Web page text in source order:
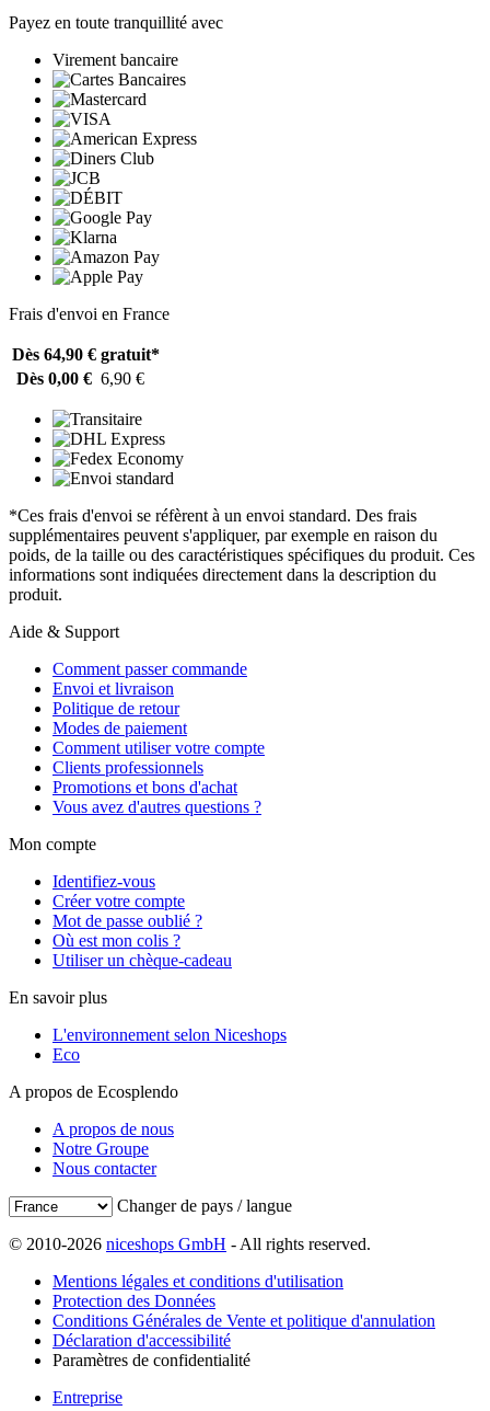
Payez en toute tranquillité avec
Virement bancaire
Frais d'envoi en France
Dès 64,90 € gratuit*
Dès 0,00 € 6,90 €
*Ces frais d'envoi se réfèrent à un envoi standard. Des frais
supplémentaires peuvent s'appliquer, par exemple en raison du
poids, de la taille ou des caractéristiques spécifiques du produit. Ces
informations sont indiquées directement dans la description du
produit.
Aide & Support
Comment passer commande
Envoi et livraison
Politique de retour
Modes de paiement
Comment utiliser votre compte
Clients professionnels
Promotions et bons d'achat
Vous avez d'autres questions ?
Mon compte
Identifiez-vous
Créer votre compte
Mot de passe oublié ?
Où est mon colis ?
Utiliser un chèque-cadeau
En savoir plus
L'environnement selon Niceshops
Eco
A propos de Ecosplendo
A propos de nous
Notre Groupe
Nous contacter
Changer de pays / langue
© 2010-2026 niceshops GmbH - All rights reserved.
Mentions légales et conditions d'utilisation
Protection des Données
Conditions Générales de Vente et politique d'annulation
Déclaration d'accessibilité
Paramètres de confidentialité
Entreprise